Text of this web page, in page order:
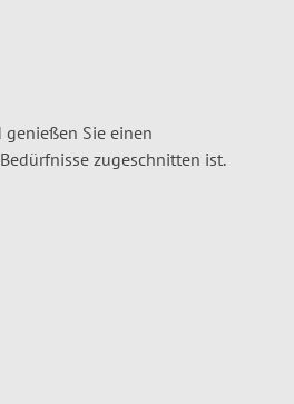
Sie einen
zugeschnitten ist.